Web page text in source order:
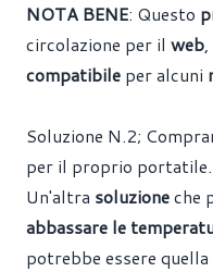
NOTA BENE: Questo
circolazione per il web
compatibile per alcuni
Soluzione N.2;
per il proprio portatile.
Un'altra soluzioneche
abbassare le
potrebbe essere